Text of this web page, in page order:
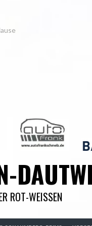
ROT-WEISSEN